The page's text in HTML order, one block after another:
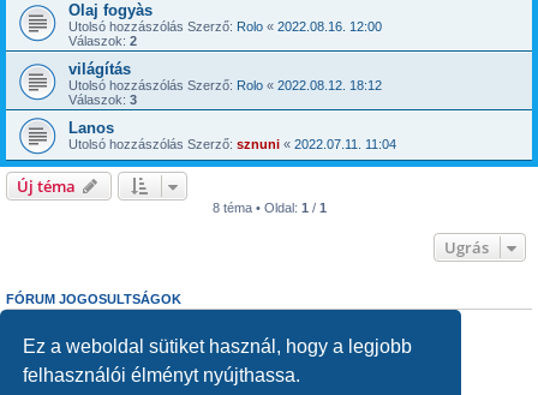
Ez a weboldal sütiket használ, hogy a legjobb
felhasználói élményt nyújthassa.
Olaj fogyàs
Utolsó hozzászólás Szerző: Rolo « 2022.08.16. 12:00
Válaszok: 2
világítás
Utolsó hozzászólás Szerző: Rolo « 2022.08.12. 18:12
Válaszok: 3
Lanos
Utolsó hozzászólás Szerző: sznuni « 2022.07.11. 11:04
Új téma
8 téma • Oldal: 1 / 1
Ugrás
FÓRUM JOGOSULTSÁGOK
Nem válaszolhatsz egy témára ebben a fórumban.
Nemszerkesztheted a hozzászólásaidat ebben a fórumban.
Nemtörölheted a hozzászólásaidat ebben a fórumban.
küldhetsz csatolmányokat ebben a fórumban.